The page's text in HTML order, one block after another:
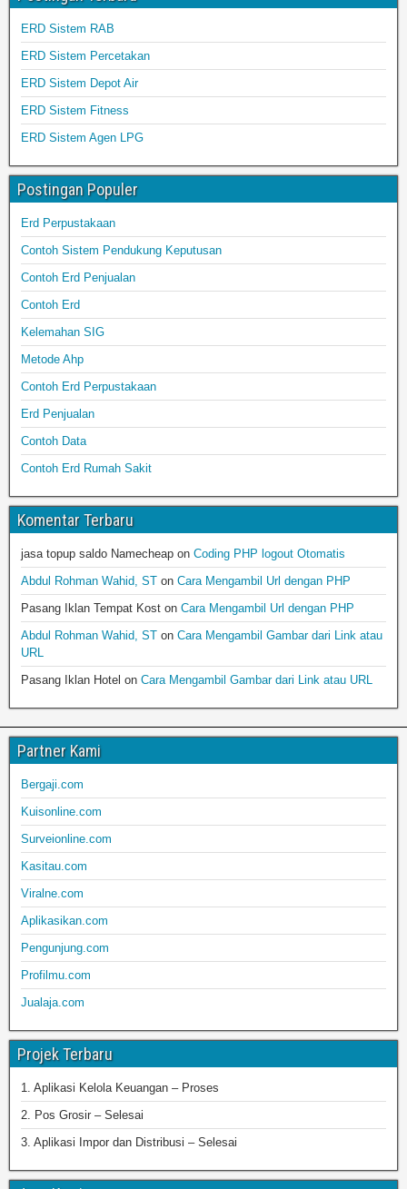
ERD Sistem RAB
ERD Sistem Percetakan
ERD Sistem Depot Air
ERD Sistem Fitness
ERD Sistem Agen LPG
Postingan Populer
Erd Perpustakaan
Contoh Sistem Pendukung Keputusan
Contoh Erd Penjualan
Contoh Erd
Kelemahan SIG
Metode Ahp
Contoh Erd Perpustakaan
Erd Penjualan
Contoh Data
Contoh Erd Rumah Sakit
Komentar Terbaru
jasa topup saldo Namecheap on Coding PHP logout Otomatis
Abdul Rohman Wahid, ST on Cara Mengambil Url dengan PHP
Pasang Iklan Tempat Kost on Cara Mengambil Url dengan PHP
Abdul Rohman Wahid, ST on Cara Mengambil Gambar dari Link atau
URL
Pasang Iklan Hotel on Cara Mengambil Gambar dari Link atau URL
Partner Kami
Bergaji.com
Kuisonline.com
Surveionline.com
Kasitau.com
Viralne.com
Aplikasikan.com
Pengunjung.com
Profilmu.com
Jualaja.com
Projek Terbaru
1. Aplikasi Kelola Keuangan – Proses
2. Pos Grosir – Selesai
3. Aplikasi Impor dan Distribusi – Selesai